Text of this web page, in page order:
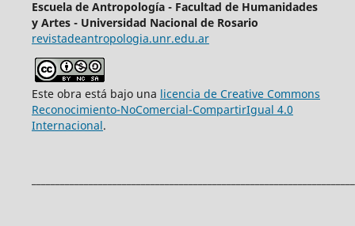
Escuela de Antropología - Facultad de Humanidades
y Artes - Universidad Nacional de Rosario
revistadeantropologia.unr.edu.ar
Este obra está bajo una licencia de Creative Commons
Reconocimiento-NoComercial-CompartirIgual 4.0
Internacional.